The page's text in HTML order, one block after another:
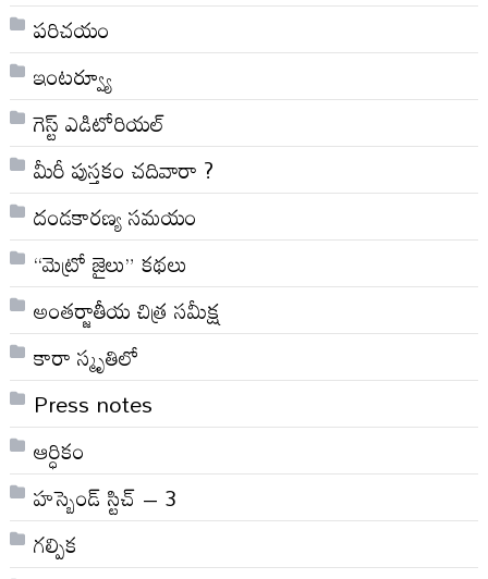
పరిచయం
ఇంటర్వ్యూ
గెస్ట్ ఎడిటోరియల్
మీరీ పుస్తకం చదివారా ?
దండకారణ్య సమయం
“మెట్రో జైలు” కథలు
అంతర్జాతీయ చిత్ర సమీక్ష
కారా స్మృతిలో
Press notes
ఆర్ధికం
హస్బెండ్ స్టిచ్ – 3
గల్పిక